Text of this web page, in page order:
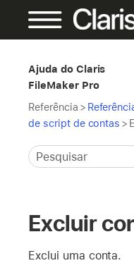
Ajuda do Claris
FileMaker Pro
Referência >
de script de contas >
Excluir
Exclui uma conta.